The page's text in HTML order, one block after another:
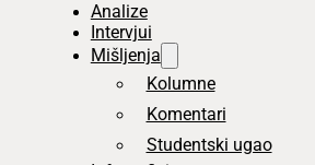
Analize
Intervjui
Mišljenja
Kolumne
Komentari
Studentski ugao